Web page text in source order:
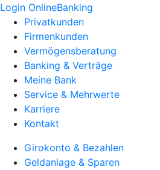
Login OnlineBanking
Privatkunden
Firmenkunden
Vermögensberatung
Banking & Verträge
Meine Bank
Service & Mehrwerte
Karriere
Kontakt
Girokonto & Bezahlen
Geldanlage & Sparen